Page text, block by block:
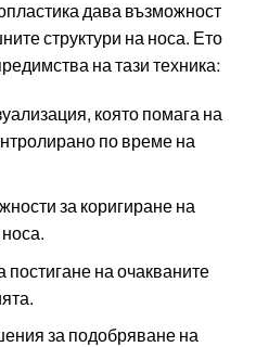
дава възможност
структури на носа. Ето
на тази техника:
която помага на
по време на
за коригиране на
на очакваните
за подобряване на